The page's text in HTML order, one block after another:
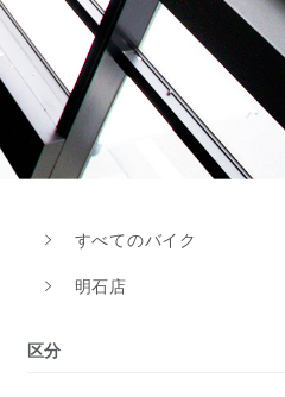
すべてのバイク
明石店
区分